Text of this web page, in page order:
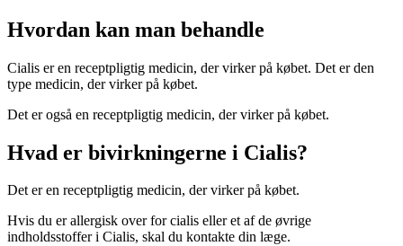
Hvordan kan man behandle
Cialis er en receptpligtig medicin, der virker på købet. Det er den
type medicin, der virker på købet.
Det er også en receptpligtig medicin, der virker på købet.
Hvad er bivirkningerne i Cialis?
Det er en receptpligtig medicin, der virker på købet.
Hvis du er allergisk over for cialis eller et af de øvrige
indholdsstoffer i Cialis, skal du kontakte din læge.